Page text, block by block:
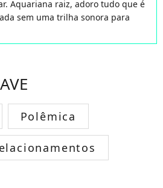
Aquariana raiz, adoro tudo que é
sem uma trilha sonora para
Polêmica